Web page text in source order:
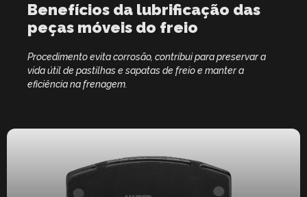
Benefícios da lubrificação das
peças móveis do freio
Procedimento evita corrosão, contribui para preservar a
vida útil de pastilhas e sapatas de freio e manter a
eficiência na frenagem.